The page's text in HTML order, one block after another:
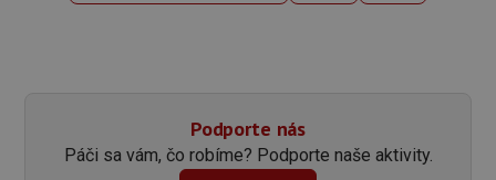
Podporte nás
Páči sa vám, čo robíme? Podporte naše aktivity.